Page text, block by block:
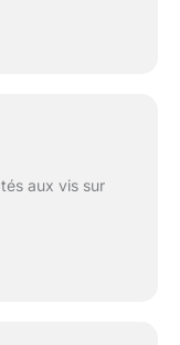
aux vis sur